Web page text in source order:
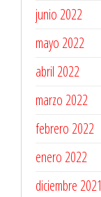
junio 2022
mayo 2022
abril 2022
marzo 2022
febrero 2022
enero 2022
diciembre 2021